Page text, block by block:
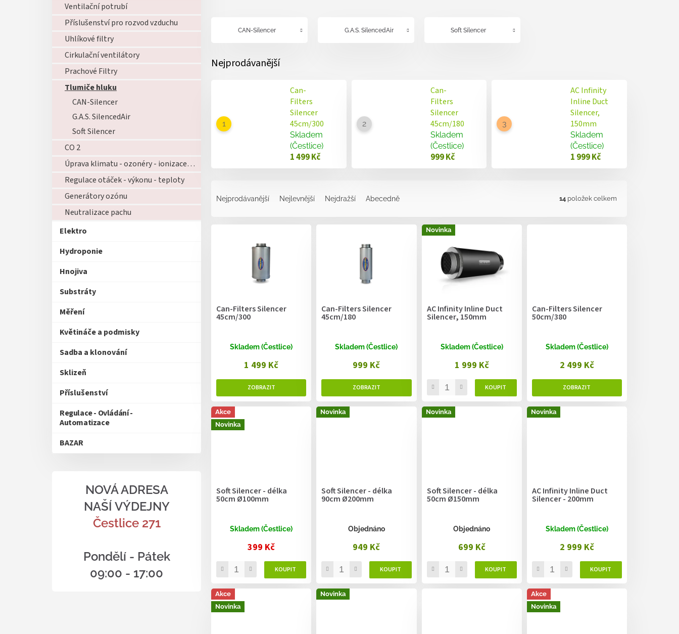
Ventilační potrubí
Příslušenství pro rozvod vzduchu
Uhlíkové filtry
Cirkulační ventilátory
Prachové Filtry
Tlumiče hluku
CAN-Silencer
G.A.S. SilencedAir
Soft Silencer
CO 2
Úprava klimatu - ozonéry - ionizace - zvlhčovače - atd...
Regulace otáček - výkonu - teploty
Generátory ozónu
Neutralizace pachu
Elektro
Hydroponie
Hnojiva
Substráty
Měření
Květináče a podmisky
Sadba a klonování
Sklizeň
Příslušenství
Regulace - Ovládání -
Automatizace
BAZAR
NOVÁ ADRESA
NAŠÍ VÝDEJNY
Čestlice 271
Pondělí - Pátek
09:00 - 17:00
CAN-Silencer G.A.S. SilencedAir Soft Silencer
Nejprodávanější
Can-
Filters
Silencer
45cm/300
Skladem
(Čestlice)
1 499 Kč
Can-
Filters
Silencer
45cm/180
Skladem
(Čestlice)
999 Kč
AC Infinity
Inline Duct
Silencer,
150mm
Skladem
(Čestlice)
1 999 Kč
Nejprodávanější Nejlevnější Nejdražší Abecedně 14 položek celkem
Can-Filters Silencer
45cm/300
Skladem (Čestlice)
1 499 Kč
Can-Filters Silencer
45cm/180
Skladem (Čestlice)
999 Kč
Novinka
AC Infinity Inline Duct
Silencer, 150mm
Skladem (Čestlice)
1 999 Kč
Can-Filters Silencer
50cm/380
Skladem (Čestlice)
2 499 Kč
Akce
Novinka
Soft Silencer - délka
50cm Ø100mm
Skladem (Čestlice)
399 Kč
Novinka
Soft Silencer - délka
90cm Ø200mm
Objednáno
949 Kč
Novinka
Soft Silencer - délka
50cm Ø150mm
Objednáno
699 Kč
Novinka
AC Infinity Inline Duct
Silencer - 200mm
Skladem (Čestlice)
2 999 Kč
Akce
Novinka
Novinka
Akce
Novinka